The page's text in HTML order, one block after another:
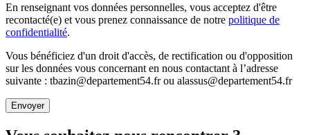
En renseignant vos données personnelles, vous acceptez d'être
recontacté(e) et vous prenez connaissance de notre politique de
confidentialité.
Vous bénéficiez d'un droit d'accès, de rectification ou d'opposition
sur les données vous concernant en nous contactant à l’adresse
suivante : tbazin@departement54.fr ou alassus@departement54.fr